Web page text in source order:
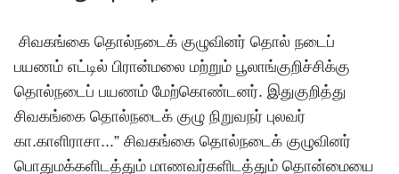
சிவகங்கை தொல்நடைக் குழுவினர் தொல் நடைப்
பயணம் எட்டில் பிரான்மலை மற்றும் பூலாங்குறிச்சிக்கு
தொல்நடைப் பயணம் மேற்கொண்டனர். இதுகுறித்து
சிவகங்கை தொல்நடைக் குழு நிறுவநர் புலவர்
கா.காளிராசா...” சிவகங்கை தொல்நடைக் குழுவினர்
பொதுமக்களிடத்தும் மாணவர்களிடத்தும் தொன்மையை